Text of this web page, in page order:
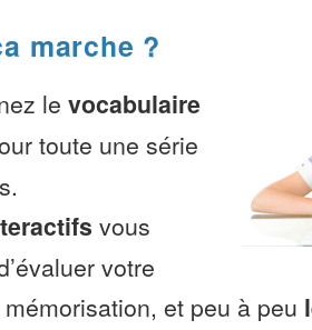
marche ?
le vocabulaire
toute une série
vous
votre
et peu à peu